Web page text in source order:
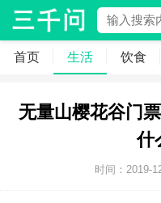
首页 生活 饮食
无量山樱花谷门
什
时间：2019-